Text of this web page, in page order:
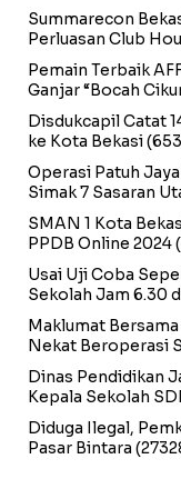
Summarecon
Perluasan Club
Pemain Terbaik
Ganjar “Bocah
Disdukcapil Catat
ke Kota Bekasi
Operasi Patuh
Simak 7 Sasaran
SMAN 1 Kota
PPDB Online 2024
Usai Uji Coba
Sekolah Jam 6.30
Maklumat
Nekat Beroperasi
Dinas Pendidikan
Kepala Sekolah
Diduga Ilegal,
Pasar Bintara